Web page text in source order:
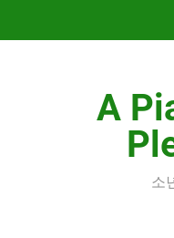
A
소